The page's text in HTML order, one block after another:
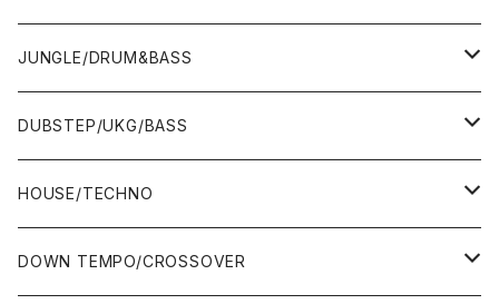
12"
ALBUM&V.A.
7"
10"
12"
ALBUM&V.A.
JUNGLE/DRUM&BASS
7"
10"
12"
DUBSTEP/UKG/BASS
12"
ALBUM&V.A.
HOUSE/TECHNO
7"
DOWN TEMPO/CROSSOVER